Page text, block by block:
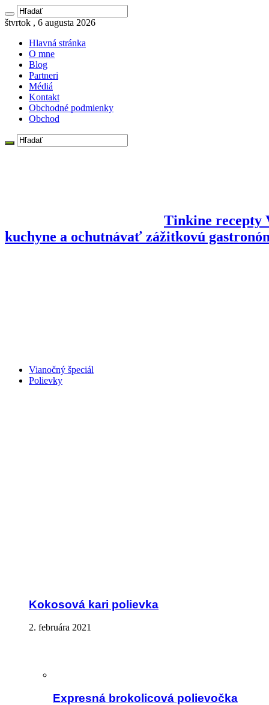
štvrtok , 6 augusta 2026
Hlavná stránka
O mne
Blog
Partneri
Médiá
Kontakt
Obchodné podmienky
Obchod
Tinkine recepty
kuchyne a ochutnávať zážitkovú
Vianočný špeciál
Polievky
Kokosová kari polievka
2. februára 2021
Expresná brokolicová polievočka